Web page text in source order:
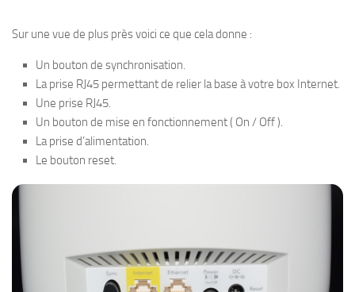
Sur une vue de plus près voici ce que cela donne :
Un bouton de synchronisation.
La prise RJ45 permettant de relier la base à votre box Internet.
Une prise RJ45.
Un bouton de mise en fonctionnement ( On / Off ).
La prise d’alimentation.
Le bouton reset.